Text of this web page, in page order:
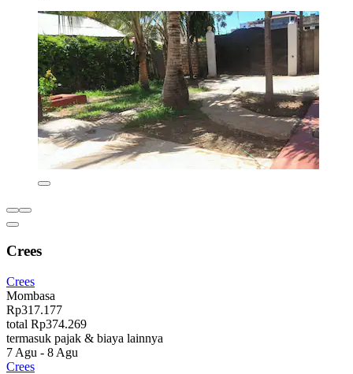
Crees
Crees
Mombasa
Rp317.177
total Rp374.269
termasuk pajak & biaya lainnya
7 Agu - 8 Agu
Crees